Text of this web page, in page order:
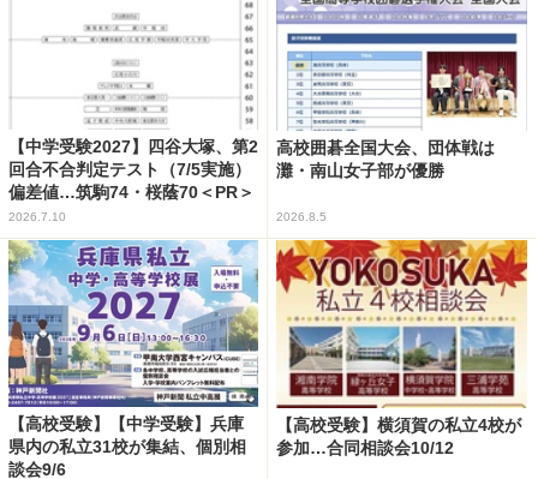
【中学受験2027】四谷大塚、第2
回合不合判定テスト（7/5実施）
偏差値…筑駒74・桜蔭70＜PR＞
2026.7.10
高校囲碁全国大会、団体戦は
灘・南山女子部が優勝
2026.8.5
【高校受験】【中学受験】兵庫
県内の私立31校が集結、個別相
談会9/6
【高校受験】横須賀の私立4校が
参加…合同相談会10/12